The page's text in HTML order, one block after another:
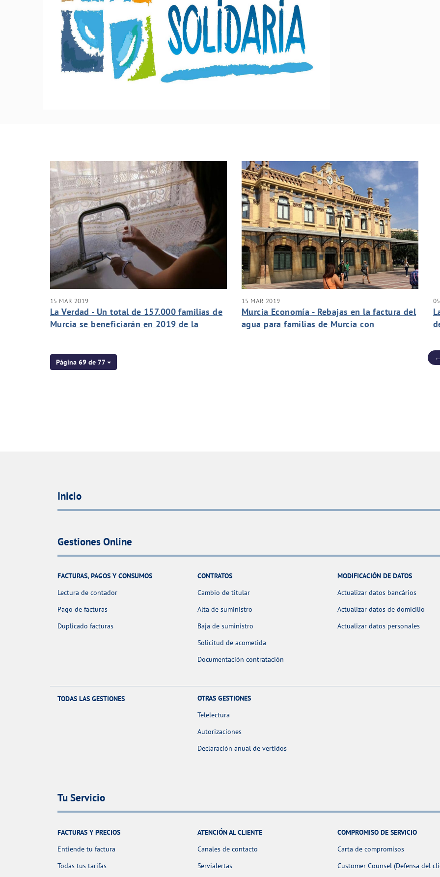
15 MAR 2019
La Verdad - Un total de 157.000 familias de
Murcia se beneficiarán en 2019 de la
15 MAR 2019
Murcia Economía - Rebajas en la factura del
agua para familias de Murcia con
Página 69 de 77
Inicio
Gestiones Online
FACTURAS, PAGOS Y CONSUMOS
Lectura de contador
Pago de facturas
Duplicado facturas
CONTRATOS
Cambio de titular
Alta de suministro
Baja de suministro
Solicitud de acometida
Documentación contratación
MODIFICACIÓN DE DATOS
Actualizar datos bancários
Actualizar datos de domicilio
Actualizar datos personales
TODAS LAS GESTIONES
OTRAS GESTIONES
Telelectura
Autorizaciones
Declaración anual de vertidos
Tu Servicio
FACTURAS Y PRECIOS
Entiende tu factura
Todas tus tarifas
ATENCIÓN AL CLIENTE
Canales de contacto
Servialertas
COMPROMISO DE SERVICIO
Carta de compromisos
Customer Counsel (Defensa del